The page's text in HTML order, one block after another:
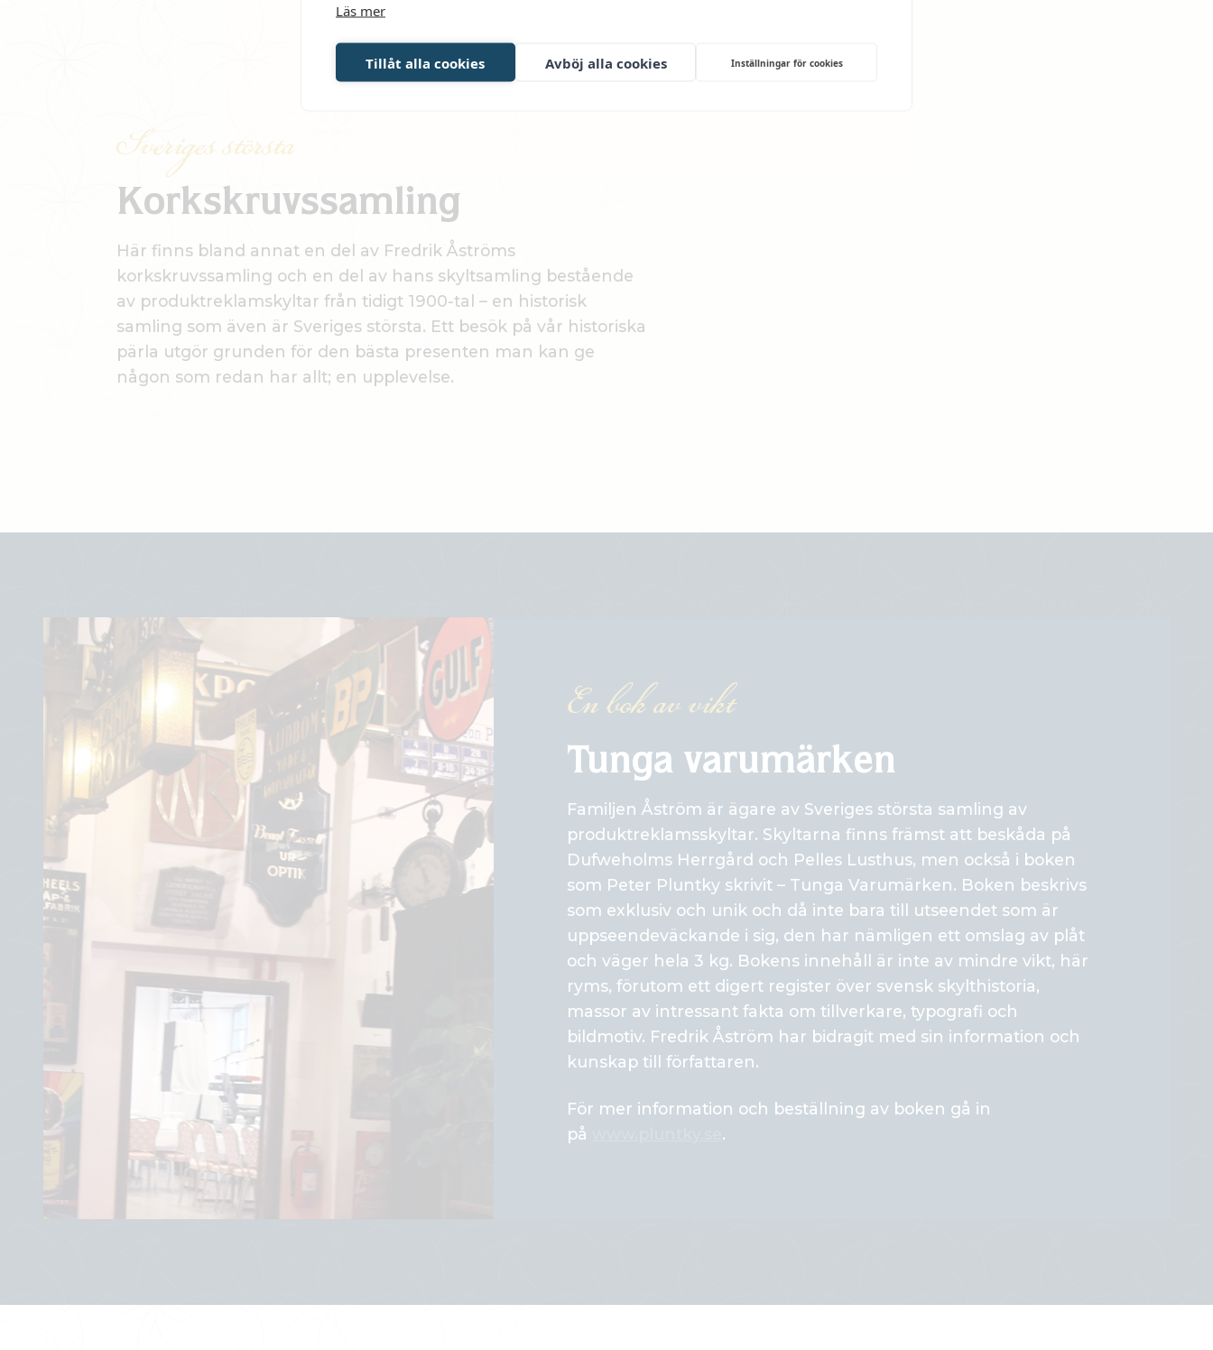
Läs mer
Tillåt alla cookies Avböj alla cookies Inställningar för cookies
Sveriges största
Korkskruvssamling
Här finns bland annat en del av Fredrik Åströms
korkskruvssamling och en del av hans skyltsamling bestående
av produktreklamskyltar från tidigt 1900-tal – en historisk
samling som även är Sveriges största. Ett besök på vår historiska
pärla utgör grunden för den bästa presenten man kan ge
någon som redan har allt; en upplevelse.
En bok av vikt
Tunga varumärken
Familjen Åström är ägare av Sveriges största samling av
produktreklamsskyltar. Skyltarna finns främst att beskåda på
Dufweholms Herrgård och Pelles Lusthus, men också i boken
som Peter Pluntky skrivit – Tunga Varumärken. Boken beskrivs
som exklusiv och unik och då inte bara till utseendet som är
uppseendeväckande i sig, den har nämligen ett omslag av plåt
och väger hela 3 kg. Bokens innehåll är inte av mindre vikt, här
ryms, förutom ett digert register över svensk skylthistoria,
massor av intressant fakta om tillverkare, typografi och
bildmotiv. Fredrik Åström har bidragit med sin information och
kunskap till författaren.
För mer information och beställning av boken gå in
på
.